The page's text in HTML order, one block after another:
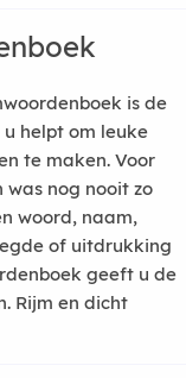
is de
helpt om leuke
te maken. Voor
nog nooit zo
woord, naam,
of uitdrukking
geeft u de
Rijm en dicht